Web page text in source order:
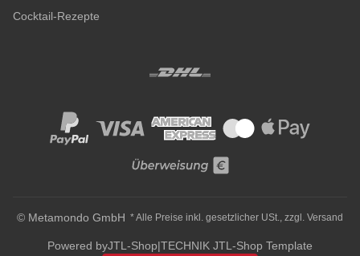
Cocktail-Rezepte
© Metamondo GmbH * Alle Preise inkl. gesetzlicher USt., zzgl. Versand
Powered byJTL-Shop|TECHNIK JTL-Shop Template